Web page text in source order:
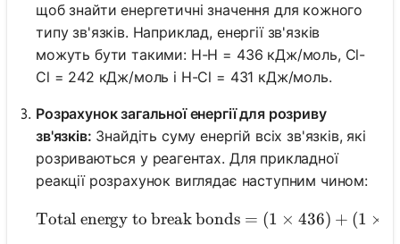
щоб знайти енергетичні значення для кожного
типу зв'язків. Наприклад, енергії зв'язків
можуть бути такими: H-H = 436 кДж/моль, Cl-
Cl = 242 кДж/моль і H-Cl = 431 кДж/моль.
Розрахунок загальної енергії для розриву
зв'язків: Знайдіть суму енергій всіх зв'язків, які
розриваються у реагентах. Для прикладної
реакції розрахунок виглядає наступним чином:
\text{Total
Total energy to break bonds = (1 × 436) + (1 ×